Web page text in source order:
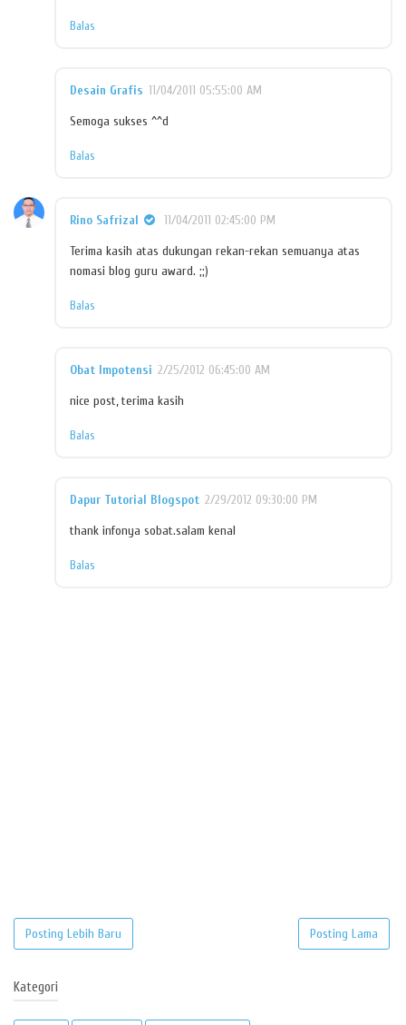
Balas
Desain Grafis 11/04/2011 05:55:00 AM
Semoga sukses ^^d
Balas
Rino Safrizal
11/04/2011 02:45:00 PM
Terima kasih atas dukungan rekan-rekan semuanya atas
nomasi blog guru award. ;;)
Balas
Obat Impotensi 2/25/2012 06:45:00 AM
nice post, terima kasih
Balas
Dapur Tutorial Blogspot 2/29/2012 09:30:00 PM
thank infonya sobat.salam kenal
Balas
Posting Lebih Baru Posting Lama
Kategori